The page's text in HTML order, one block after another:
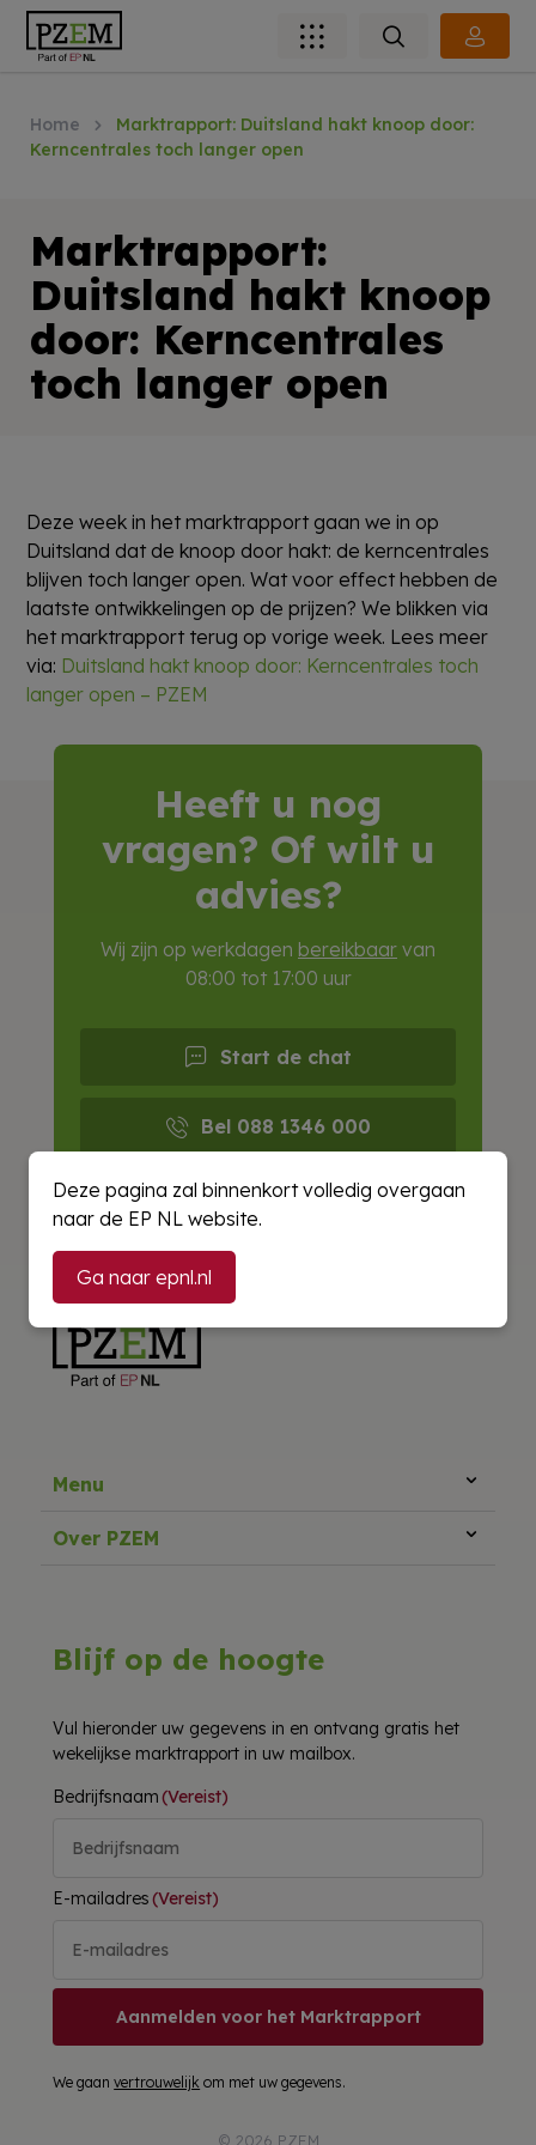
Home
Marktrapport: Duitsland hakt knoop door:
Kerncentrales toch langer open
Marktrapport:
Duitsland hakt knoop
door: Kerncentrales
toch langer open
Deze week in het marktrapport gaan we in op
Duitsland dat de knoop door hakt: de kerncentrales
blijven toch langer open. Wat voor effect hebben de
laatste ontwikkelingen op de prijzen? We blikken via
het marktrapport terug op vorige week. Lees meer
via: Duitsland hakt knoop door: Kerncentrales toch
langer open – PZEM
Heeft u nog
vragen? Of wilt u
advies?
Wij zijn op werkdagen bereikbaar van
08:00 tot 17:00 uur
Start de chat
Bel 088 1346 000
E-mail ons
Menu
Over PZEM
Blijf op de hoogte
Vul hieronder uw gegevens in en ontvang gratis het
wekelijkse marktrapport in uw mailbox.
Bedrijfsnaam(Vereist)
E-mailadres(Vereist)
Aanmelden voor het Marktrapport
We gaanvertrouwelijk om met uw gegevens.
© 2026 PZEM
Deze pagina zal binnenkort volledig overgaan
naar de EP NL website.
Ga naar epnl.nl